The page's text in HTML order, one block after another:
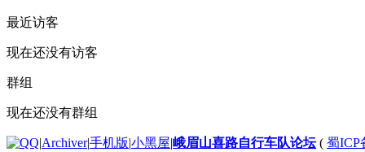
最近访客
现在还没有访客
群组
现在还没有群组
|Archiver|手机版|小黑屋|峨眉山喜路自行车队论坛( 蜀ICP